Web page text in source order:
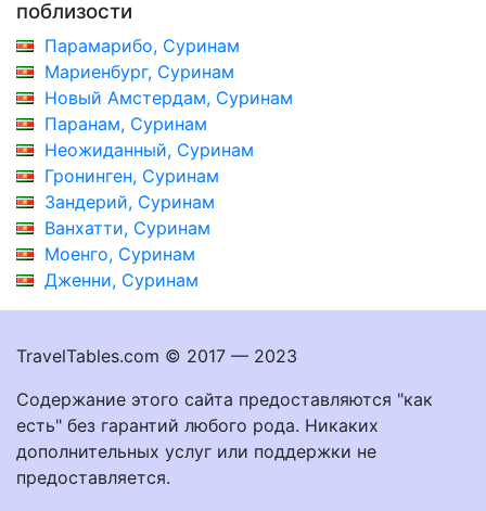
поблизости
Парамарибо, Суринам
Мариенбург, Суринам
Новый Амстердам, Суринам
Паранам, Суринам
Неожиданный, Суринам
Гронинген, Суринам
Зандерий, Суринам
Ванхатти, Суринам
Моенго, Суринам
Дженни, Суринам
TravelTables.com © 2017 — 2023
Содержание этого сайта предоставляются "как
есть" без гарантий любого рода. Никаких
дополнительных услуг или поддержки не
предоставляется.